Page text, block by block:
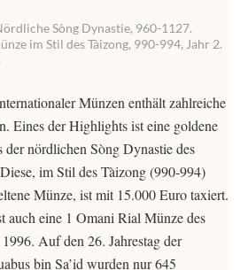
Sòng Dynastie, 960-1127.
im Stil des Tàizong, 990-994, Jahr 2.
Münzen enthält zahlreiche
Eines der Highlights ist eine goldene
der nördlichen Sòng Dynastie des
im Stil des Tàizong (990-994)
Münze, ist mit 15.000 Euro taxiert.
auch eine 1 Omani Rial Münze des
Auf den 26. Jahrestag der
bin Sa’id wurden nur 645